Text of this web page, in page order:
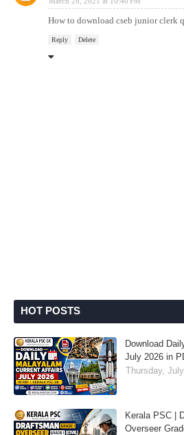
How to download cseb junior clerk
Reply Delete
HOT POSTS
Download
July 2026 in
Thursday,
Kerala PSC |
Overseer